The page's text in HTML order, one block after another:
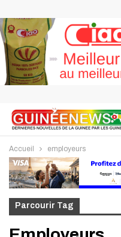
Accueil employeurs
Parcourir Tag